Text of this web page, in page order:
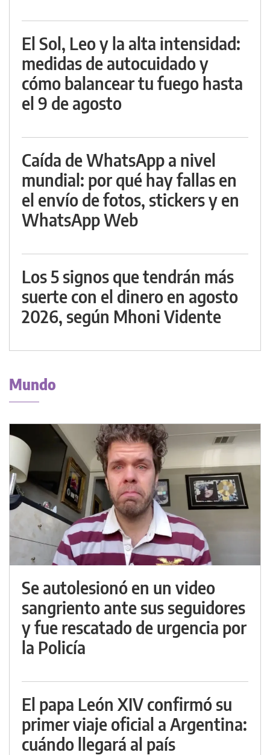
El Sol, Leo y la alta intensidad:
medidas de autocuidado y
cómo balancear tu fuego hasta
el 9 de agosto
Caída de WhatsApp a nivel
mundial: por qué hay fallas en
el envío de fotos, stickers y en
WhatsApp Web
Los 5 signos que tendrán más
suerte con el dinero en agosto
2026, según Mhoni Vidente
Mundo
Se autolesionó en un video
sangriento ante sus seguidores
y fue rescatado de urgencia por
la Policía
El papa León XIV confirmó su
primer viaje oficial a Argentina:
cuándo llegará al país